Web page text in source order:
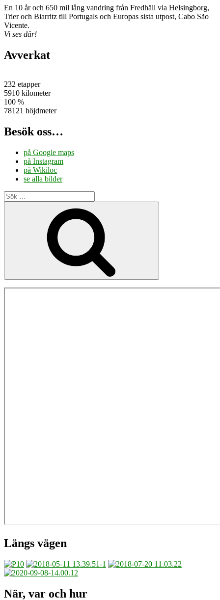
En 10 år och 650 mil lång vandring från Fredhäll via Helsingborg,
Trier och Biarritz till Portugals och Europas sista utpost, Cabo São
Vicente.
Vi ses där!
Avverkat
232 etapper
5910 kilometer
100 %
78121 höjdmeter
Besök oss…
på Google maps
på Instagram
på Wikiloc
se alla bilder
Sök
efter:
Längs vägen
När, var och hur